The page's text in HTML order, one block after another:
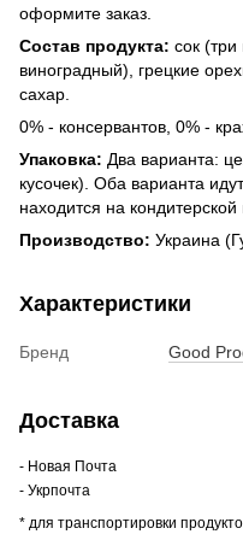
оформите заказ.
Состав продукта: сок
виноградный), грецкие
сахар.
0% - консервантов, 0% -
Упаковка: Два варианта:
кусочек). Оба варианта
находится на кондитерской
Производство: Украина
Характеристики
Бренд Good
Доставка
- Новая Почта
- Укрпочта
* для транспортировки